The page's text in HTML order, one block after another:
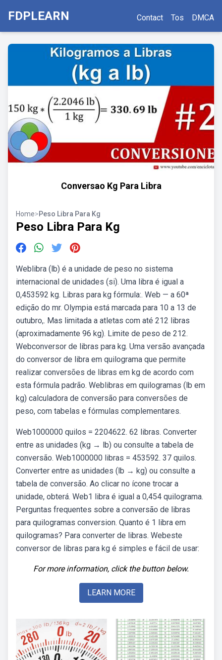
FDPLEARN Contact Tos DMCA
Conversao Kg Para Libra
Home>Peso Libra Para Kg
Peso Libra Para Kg
Weblibra (lb) é a unidade de peso no sistema
internacional de unidades (si). Uma libra é igual a
0,453592 kg. Libras para kg fórmula:. Web — a 60ª
edição do mr. Olympia está marcada para 10 a 13 de
outubro,. Mas limitada a atletas com até 212 libras
(aproximadamente 96 kg). Limite de peso de 212.
Webconversor de libras para kg. Uma versão avançada
do conversor de libra em quilograma que permite
realizar conversões de libras em kg de acordo com
esta fórmula padrão. Weblibras em quilogramas (lb em
kg) calculadora de conversão para conversões de
peso, com tabelas e fórmulas complementares.
Web1000000 quilos = 2204622. 62 libras. Converter
entre as unidades (kg → lb) ou consulte a tabela de
conversão. Web1000000 libras = 453592. 37 quilos.
Converter entre as unidades (lb → kg) ou consulte a
tabela de conversão. Ao clicar no ícone trocar a
unidade, obterá. Web1 libra é igual a 0,454 quilograma.
Perguntas frequentes sobre a conversão de libras
para quilogramas conversion. Quanto é 1 libra em
quilogramas? Para converter de libras. Webeste
conversor de libras para kg é simples e fácil de usar:
For more information, click the button below.
LEARN MORE